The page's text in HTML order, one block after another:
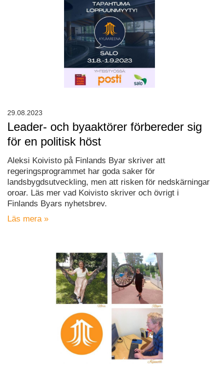
Leader- och byaaktörer förbereder sig
för en politisk höst
Aleksi Koivisto på Finlands Byar skriver att
regeringsprogrammet har goda saker för
landsbygdsutveckling, men att risken för nedskärningar
oroar. Läs mer vad Koivisto skriver och övrigt i
Finlands Byars nyhetsbrev.
Läs mera »
29.08.2023